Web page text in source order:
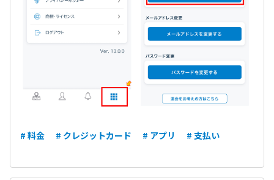
# 料金 # クレジットカード # アプリ # 支払い